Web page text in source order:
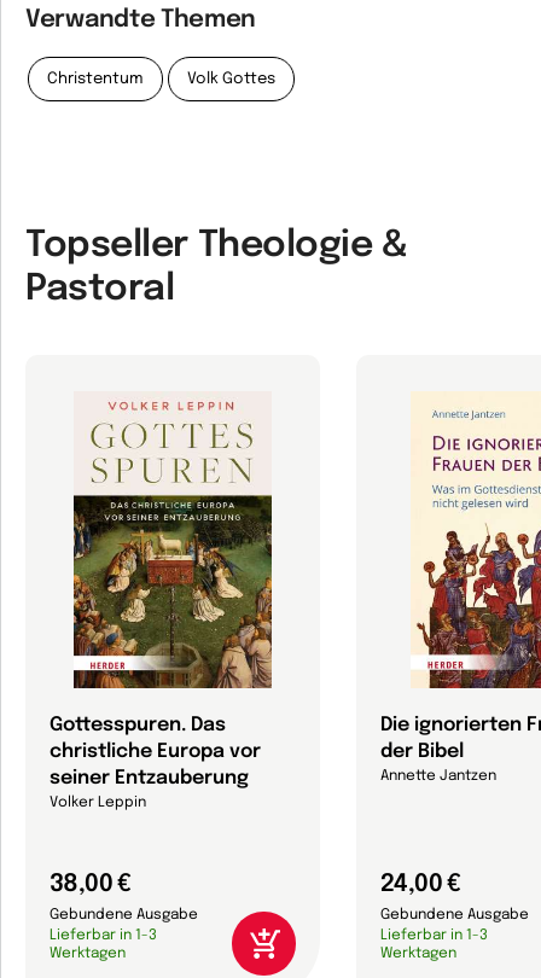
Verwandte Themen
Christentum Volk Gottes
Topseller Theologie &
Pastoral
Gottesspuren. Das
christliche Europa vor
seiner Entzauberung
Volker Leppin
38,00 €
Gebundene Ausgabe
Lieferbar in 1-3
Werktagen
Die ignorierten
der Bibel
Annette Jantzen
24,00 €
Gebundene Ausgabe
Lieferbar in 1-3
Werktagen